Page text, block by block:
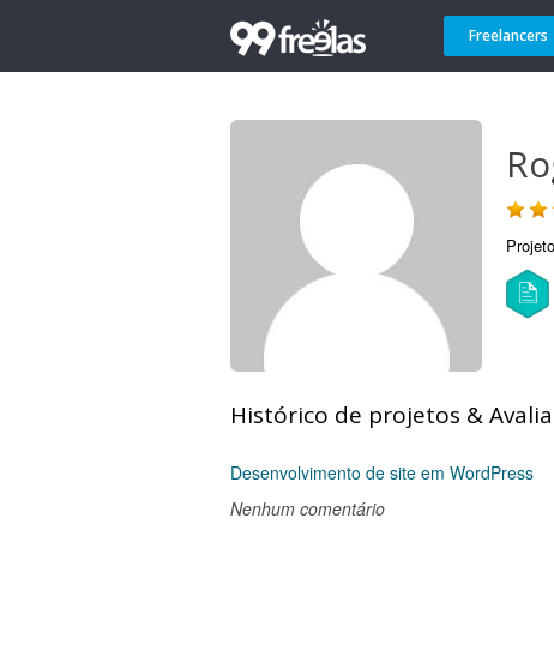
Freelancers
Histórico de projetos &
Desenvolvimento de site em WordPress
Nenhum comentário